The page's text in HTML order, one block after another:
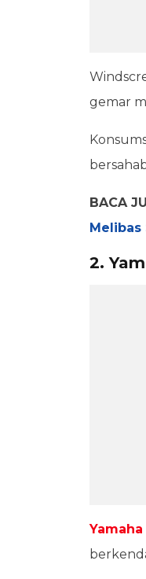
gemar
BACA
Melibas
2.